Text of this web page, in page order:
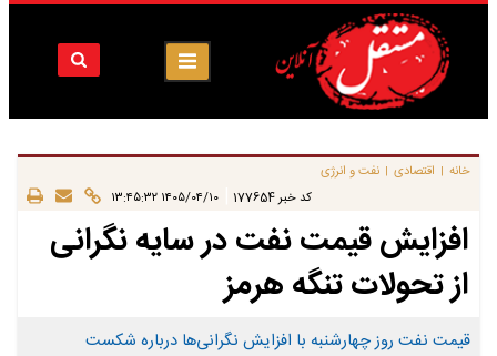
خانه | اقتصادی | نفت و انرژی
کد خبر 177654 ۱۴۰۵/۰۴/۱۰ ۱۳:۴۵:۳۲
​افزایش قیمت نفت در سایه نگرانی
از تحولات تنگه هرمز
قیمت نفت روز چهارشنبه با افزایش نگرانی‌ها درباره شکست